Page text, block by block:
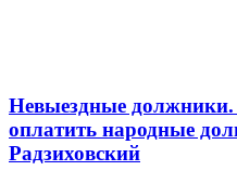
Невыездные
оплатить народные
Радзиховский